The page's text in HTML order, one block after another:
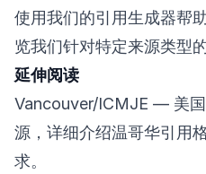
使用我们的引用生成器帮
览我们针对特定来源类型
延伸阅读
Vancouver/ICMJE — 美国
源，详细介绍温哥华引用
求。